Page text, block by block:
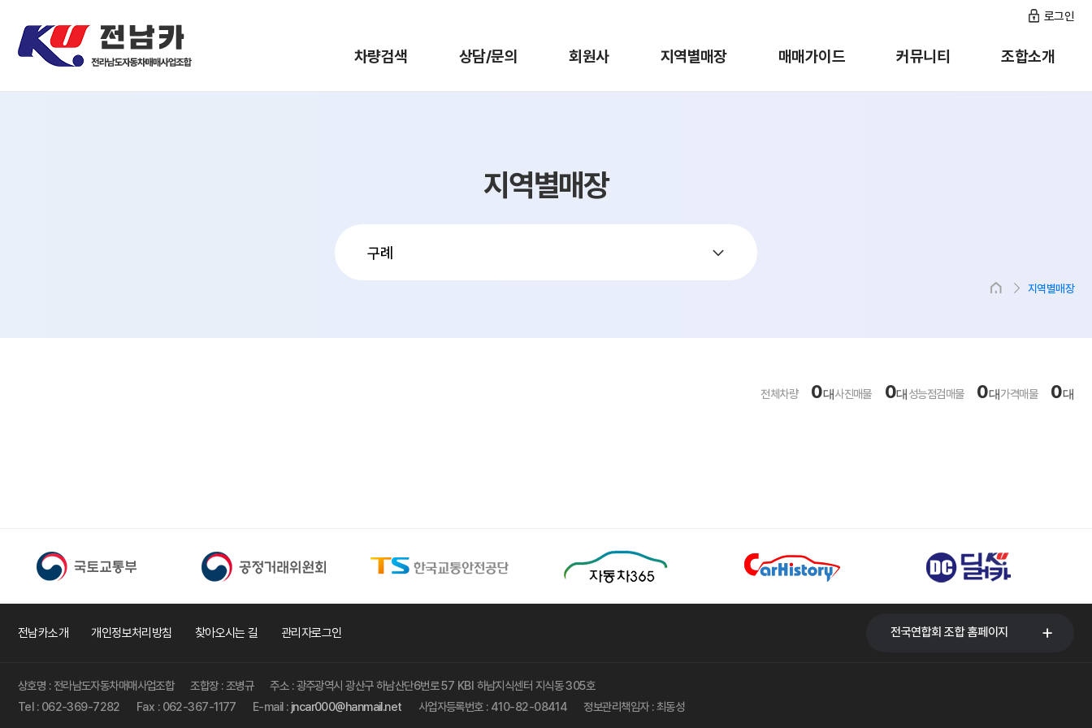
차량검색 상담/문의 회원사 지역별매장 매매가이드 커뮤니티 조합소개
로그인
지역별매장
지역별매장
전체차량 0대사진매물 0대 성능점검매물 0대가격매물 0대
전국연합회 조합 홈페이지
전남카소개 개인정보처리방침 찾아오시는 길 관리자로그인
상호명 : 전라남도자동차매매사업조합 조합장 : 조병규
주소 : 광주광역시 광산구 하남산단6번로 57 KBI 하남지식센터 지식동 305호
Tel : 062-369-7282
Fax : 062-367-1177 E-mail :jncar000@hanmail.net 사업자등록번호 : 410-82-08414 정보관리책임자 : 최동성